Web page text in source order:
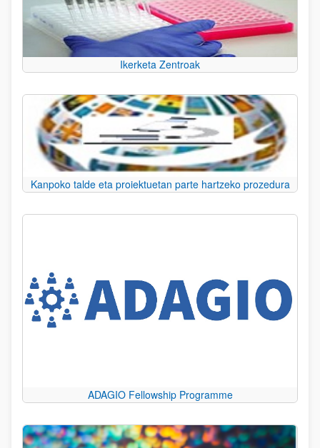
Ikerketa Zentroak
Kanpoko talde eta proiektuetan parte hartzeko prozedura
ADAGIO Fellowship Programme